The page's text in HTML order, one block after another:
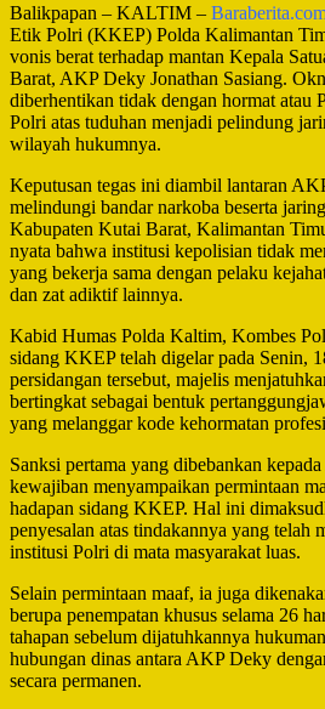
Balikpapan – KALTIM –
Etik Polri (KKEP) Polda Kalimantan
vonis berat terhadap mantan Kepala
Barat, AKP Deky Jonathan Sasiang.
diberhentikan tidak dengan hormat atau
Polri atas tuduhan menjadi pelindung
wilayah hukumnya.
Keputusan tegas ini diambil lantaran
melindungi bandar narkoba beserta
Kabupaten Kutai Barat, Kalimantan
nyata bahwa institusi kepolisian tidak
yang bekerja sama dengan pelaku
dan zat adiktif lainnya.
Kabid Humas Polda Kaltim, Kombes
sidang KKEP telah digelar pada Senin,
persidangan tersebut, majelis
bertingkat sebagai bentuk
yang melanggar kode kehormatan
Sanksi pertama yang dibebankan
kewajiban menyampaikan permintaan
hadapan sidang KKEP. Hal ini
penyesalan atas tindakannya yang telah
institusi Polri di mata masyarakat luas.
Selain permintaan maaf, ia juga
berupa penempatan khusus selama 26
tahapan sebelum dijatuhkannya
hubungan dinas antara AKP Deky
secara permanen.